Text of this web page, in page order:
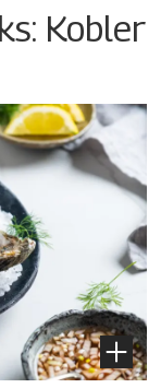
Kobler